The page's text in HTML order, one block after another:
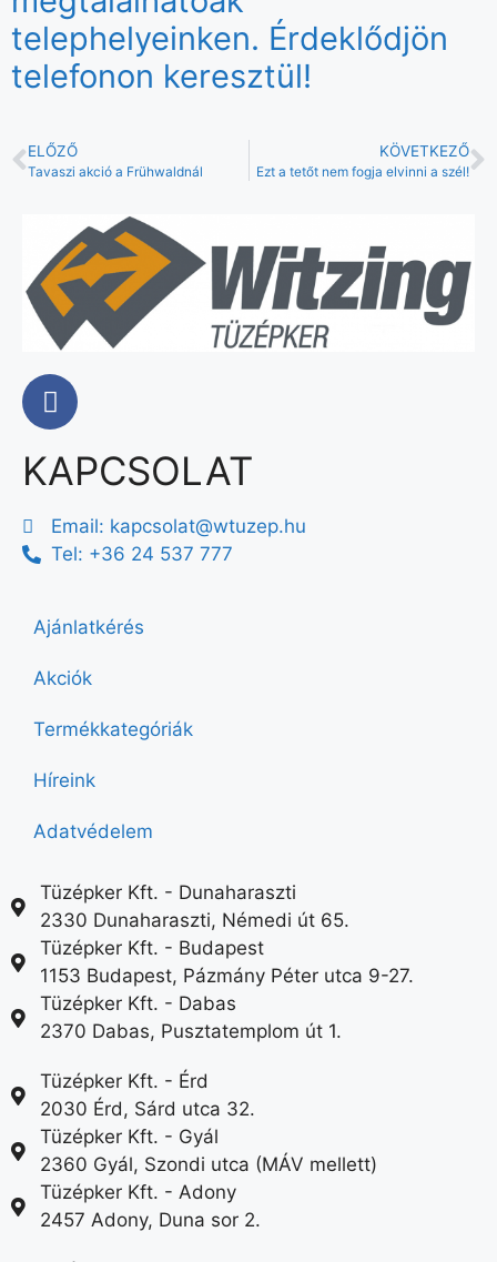
telephelyeinken. Érdeklődjön
telefonon keresztül!
ELŐZŐ
Tavaszi akció a Frühwaldnál
KÖVETKEZŐ
Ezt a tetőt nem fogja elvinni a szél!
KAPCSOLAT
Email: kapcsolat@wtuzep.hu
Tel: +36 24 537 777
Ajánlatkérés
Akciók
Termékkategóriák
Híreink
Adatvédelem
Tüzépker Kft. - Dunaharaszti
2330 Dunaharaszti, Némedi út 65.
Tüzépker Kft. - Budapest
1153 Budapest, Pázmány Péter utca 9-27.
Tüzépker Kft. - Dabas
2370 Dabas, Pusztatemplom út 1.
Tüzépker Kft. - Érd
2030 Érd, Sárd utca 32.
Tüzépker Kft. - Gyál
2360 Gyál, Szondi utca (MÁV mellett)
Tüzépker Kft. - Adony
2457 Adony, Duna sor 2.